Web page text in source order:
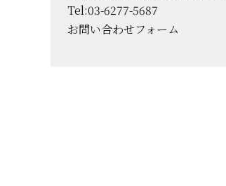
Tel:03-6277-5687
お問い合わせフォーム